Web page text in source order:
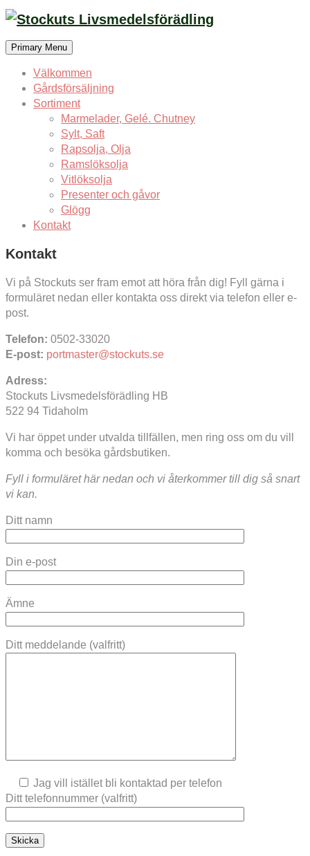
Skip
content
Primary Menu
Välkommen
Gårdsförsäljning
Sortiment
Marmelader, Gelé. Chutney
Sylt, Saft
Rapsolja, Olja
Ramslöksolja
Vitlöksolja
Presenter och gåvor
Glögg
Kontakt
Kontakt
Vi på Stockuts ser fram emot att höra från dig! Fyll gärna i
formuläret nedan eller kontakta oss direkt via telefon eller e-
post.
Telefon: 0502-33020
E-post: portmaster@stockuts.se
Adress:
Stockuts Livsmedelsförädling HB
522 94 Tidaholm
Vi har öppet under utvalda tillfällen, men ring oss om du vill
komma och besöka gårdsbutiken.
Fyll i formuläret här nedan och vi återkommer till dig så snart
vi kan.
Ditt namn
Din e-post
Ämne
Ditt meddelande (valfritt)
Jag vill istället bli kontaktad per telefon
Ditt telefonnummer (valfritt)